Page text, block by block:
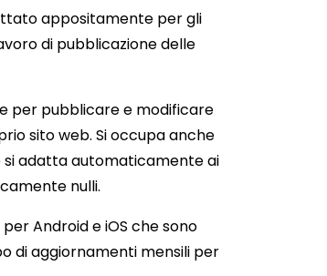
appositamente per gli
di pubblicazione delle
per pubblicare e modificare
sito web. Si occupa anche
si adatta automaticamente ai
nulli.
Android e iOS che sono
di aggiornamenti mensili per